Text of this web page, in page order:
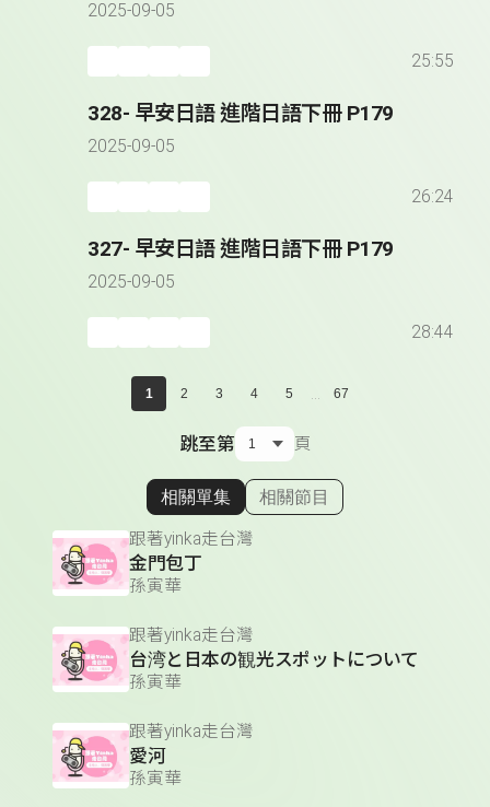
2025-09-05
25:55
328- 早安日語 進階日語下冊 P179
2025-09-05
26:24
327- 早安日語 進階日語下冊 P179
2025-09-05
28:44
1 2 3 4 5 ... 67
跳至第 頁
顯示相關單集
相關單集 相關節目
跟著yinka走台灣
金門包丁
孫寅華
跟著yinka走台灣
台湾と日本の観光スポットについて
孫寅華
跟著yinka走台灣
愛河
孫寅華